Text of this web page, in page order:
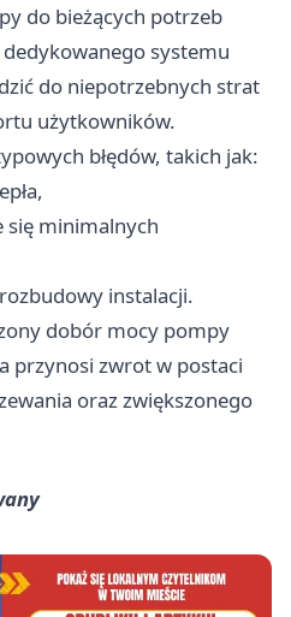
do bieżących potrzeb
systemu
do niepotrzebnych strat
użytkowników.
błędów, takich jak:
się minimalnych
instalacji.
dobór mocy pompy
przynosi zwrot w postaci
oraz zwiększonego